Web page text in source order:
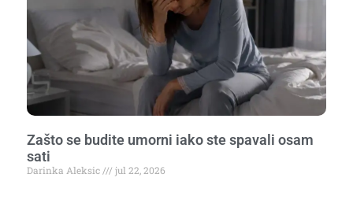
Zašto se budite umorni iako ste spavali osam
sati
Darinka Aleksic jul 22, 2026